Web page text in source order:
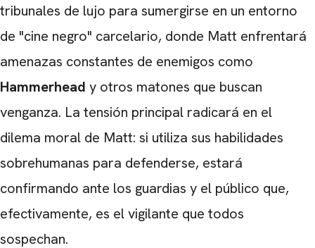
tribunales de lujo para sumergirse en un entorno
de "cine negro" carcelario, donde Matt enfrentará
amenazas constantes de enemigos como
Hammerhead y otros matones que buscan
venganza. La tensión principal radicará en el
dilema moral de Matt: si utiliza sus habilidades
sobrehumanas para defenderse, estará
confirmando ante los guardias y el público que,
efectivamente, es el vigilante que todos
sospechan.